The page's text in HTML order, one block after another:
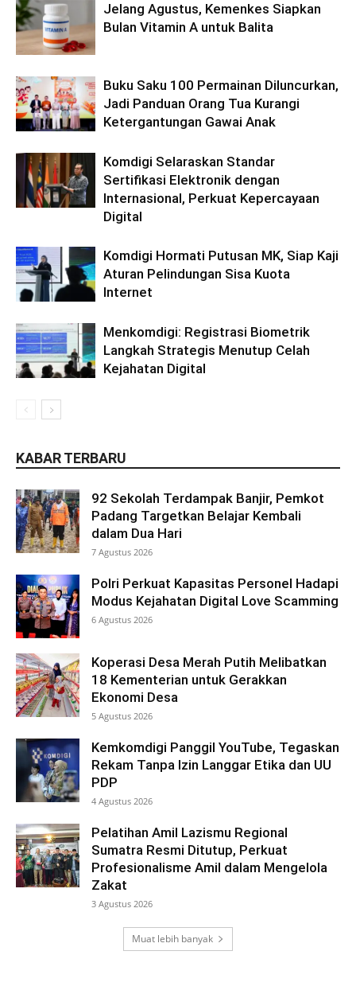
Jelang Agustus, Kemenkes Siapkan
Bulan Vitamin A untuk Balita
Buku Saku 100 Permainan Diluncurkan,
Jadi Panduan Orang Tua Kurangi
Ketergantungan Gawai Anak
Komdigi Selaraskan Standar
Sertifikasi Elektronik dengan
Internasional, Perkuat Kepercayaan
Digital
Komdigi Hormati Putusan MK, Siap Kaji
Aturan Pelindungan Sisa Kuota
Internet
Menkomdigi: Registrasi Biometrik
Langkah Strategis Menutup Celah
Kejahatan Digital
KABAR TERBARU
92 Sekolah Terdampak Banjir, Pemkot
Padang Targetkan Belajar Kembali
dalam Dua Hari
7 Agustus 2026
Polri Perkuat Kapasitas Personel Hadapi
Modus Kejahatan Digital Love Scamming
6 Agustus 2026
Koperasi Desa Merah Putih Melibatkan
18 Kementerian untuk Gerakkan
Ekonomi Desa
5 Agustus 2026
Kemkomdigi Panggil YouTube, Tegaskan
Rekam Tanpa Izin Langgar Etika dan UU
PDP
4 Agustus 2026
Pelatihan Amil Lazismu Regional
Sumatra Resmi Ditutup, Perkuat
Profesionalisme Amil dalam Mengelola
Zakat
3 Agustus 2026
Muat lebih banyak